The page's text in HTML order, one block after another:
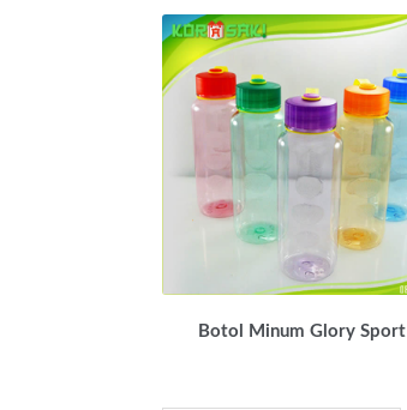
Botol Minum Glory Sport